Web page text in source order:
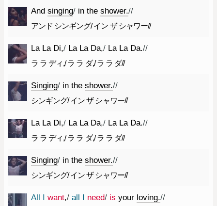
And singing/ in the shower.//
アンド シンギング/ イン ザ シャワー//
La La Di,/ La La Da,/ La La Da.//
ラ ラ ディ,/ ラ ラ ダ,/ ラ ラ ダ//
Singing/ in the shower.//
シンギング/ イン ザ シャワー//
La La Di,/ La La Da,/ La La Da.//
ラ ラ ディ,/ ラ ラ ダ,/ ラ ラ ダ//
Singing/ in the shower.//
シンギング/ イン ザ シャワー//
All I want,/ all I need/ is your loving.//